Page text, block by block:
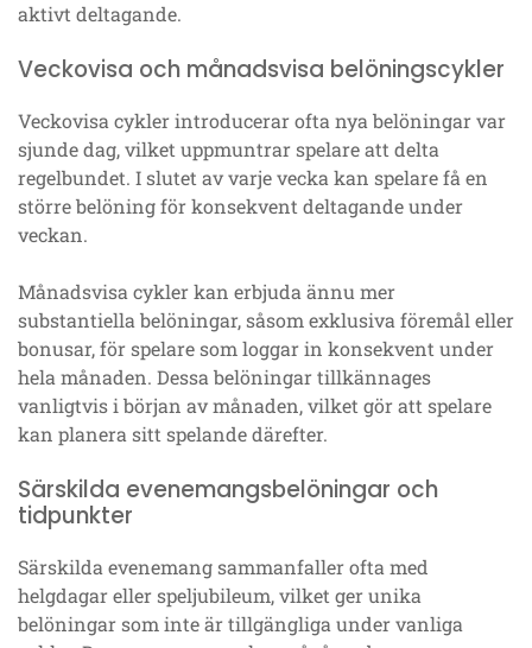
aktivt deltagande.
Veckovisa och månadsvisa belöningscykler
Veckovisa cykler introducerar ofta nya belöningar var
sjunde dag, vilket uppmuntrar spelare att delta
regelbundet. I slutet av varje vecka kan spelare få en
större belöning för konsekvent deltagande under
veckan.
Månadsvisa cykler kan erbjuda ännu mer
substantiella belöningar, såsom exklusiva föremål eller
bonusar, för spelare som loggar in konsekvent under
hela månaden. Dessa belöningar tillkännages
vanligtvis i början av månaden, vilket gör att spelare
kan planera sitt spelande därefter.
Särskilda evenemangsbelöningar och
tidpunkter
Särskilda evenemang sammanfaller ofta med
helgdagar eller speljubileum, vilket ger unika
belöningar som inte är tillgängliga under vanliga